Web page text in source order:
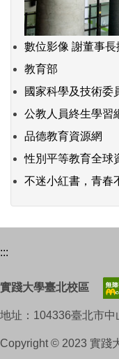
數位影像 謝董事長
教育部
國家科學及技術委
公教人員終生學習
品德教育資源網
性別平等教育全球
不迷小紅書，青春
:::
實踐大學臺北校區
地址：104336臺北市
Copyright © 2023 實踐